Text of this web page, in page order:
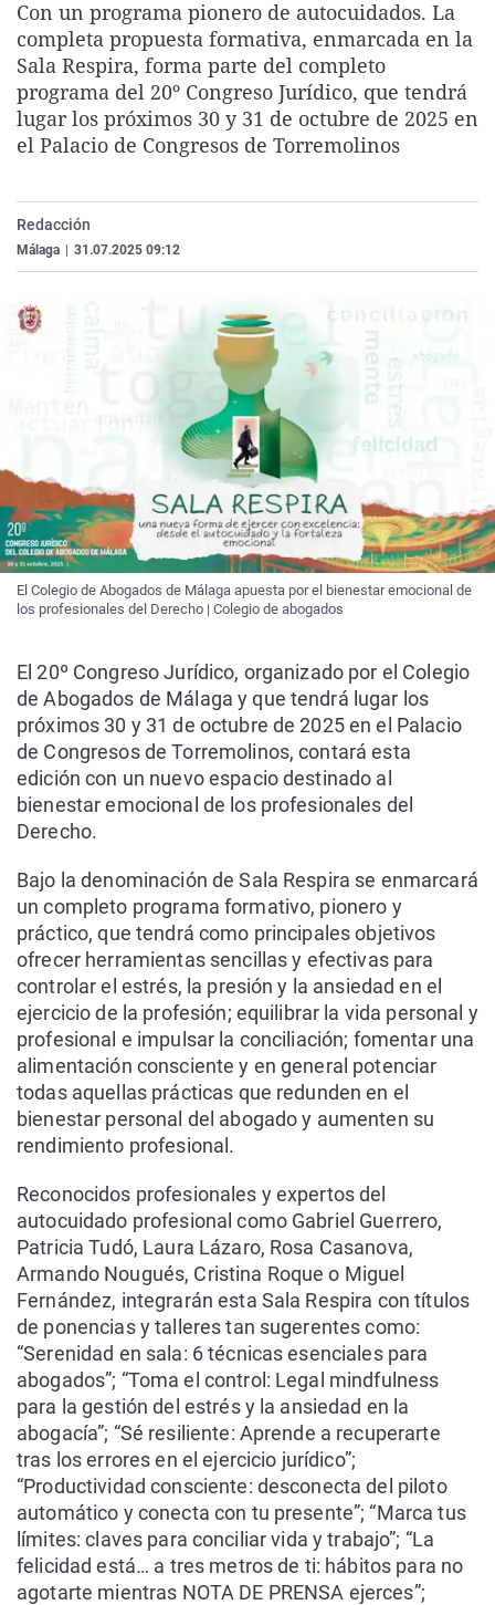
La rosa de los vientos
Gente viajera
Como el perro y el
Caso
Retornados
Equipo de
Operación Viuda
Extremadura
Galicia
La Rioja
Navarra
Virales
Televisión
Elecciones
Con un programa pionero de autocuidados. La
completa propuesta formativa, enmarcada en la
Sala Respira, forma parte del completo
programa del 20º Congreso Jurídico, que tendrá
lugar los próximos 30 y 31 de octubre de 2025 en
el Palacio de Congresos de Torremolinos
Redacción
Málaga 31.07.2025 09:12
El Colegio de Abogados de Málaga apuesta por el bienestar emocional de
los profesionales del Derecho | Colegio de abogados
El 20º Congreso Jurídico, organizado por el Colegio
de Abogados de Málaga y que tendrá lugar los
próximos 30 y 31 de octubre de 2025 en el Palacio
de Congresos de Torremolinos, contará esta
edición con un nuevo espacio destinado al
bienestar emocional de los profesionales del
Derecho.
Bajo la denominación de Sala Respira se enmarcará
un completo programa formativo, pionero y
práctico, que tendrá como principales objetivos
ofrecer herramientas sencillas y efectivas para
controlar el estrés, la presión y la ansiedad en el
ejercicio de la profesión; equilibrar la vida personal y
profesional e impulsar la conciliación; fomentar una
alimentación consciente y en general potenciar
todas aquellas prácticas que redunden en el
bienestar personal del abogado y aumenten su
rendimiento profesional.
Reconocidos profesionales y expertos del
autocuidado profesional como Gabriel Guerrero,
Patricia Tudó, Laura Lázaro, Rosa Casanova,
Armando Nougués, Cristina Roque o Miguel
Fernández, integrarán esta Sala Respira con títulos
de ponencias y talleres tan sugerentes como:
“Serenidad en sala: 6 técnicas esenciales para
abogados”; “Toma el control: Legal mindfulness
para la gestión del estrés y la ansiedad en la
abogacía”; “Sé resiliente: Aprende a recuperarte
tras los errores en el ejercicio jurídico”;
“Productividad consciente: desconecta del piloto
automático y conecta con tu presente”; “Marca tus
límites: claves para conciliar vida y trabajo”; “La
felicidad está… a tres metros de ti: hábitos para no
agotarte mientras NOTA DE PRENSA ejerces”;